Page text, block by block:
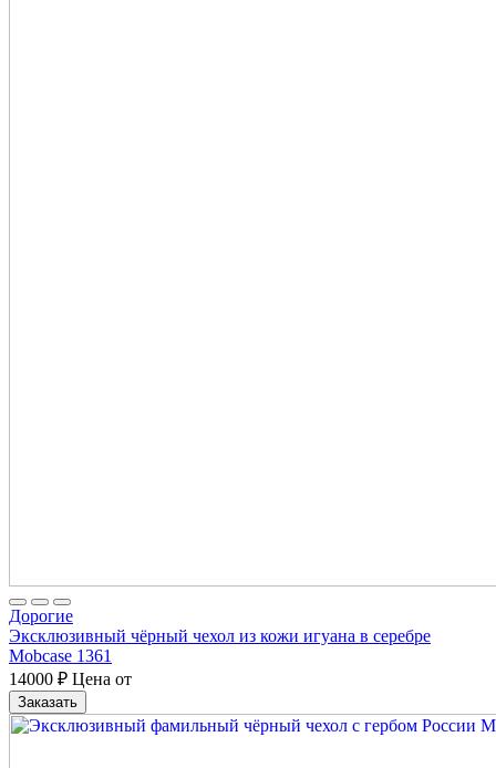
Дорогие
Эксклюзивный чёрный чехол из кожи игуана в серебре
Mobcase 1361
14000 ₽ Цена от
Заказать